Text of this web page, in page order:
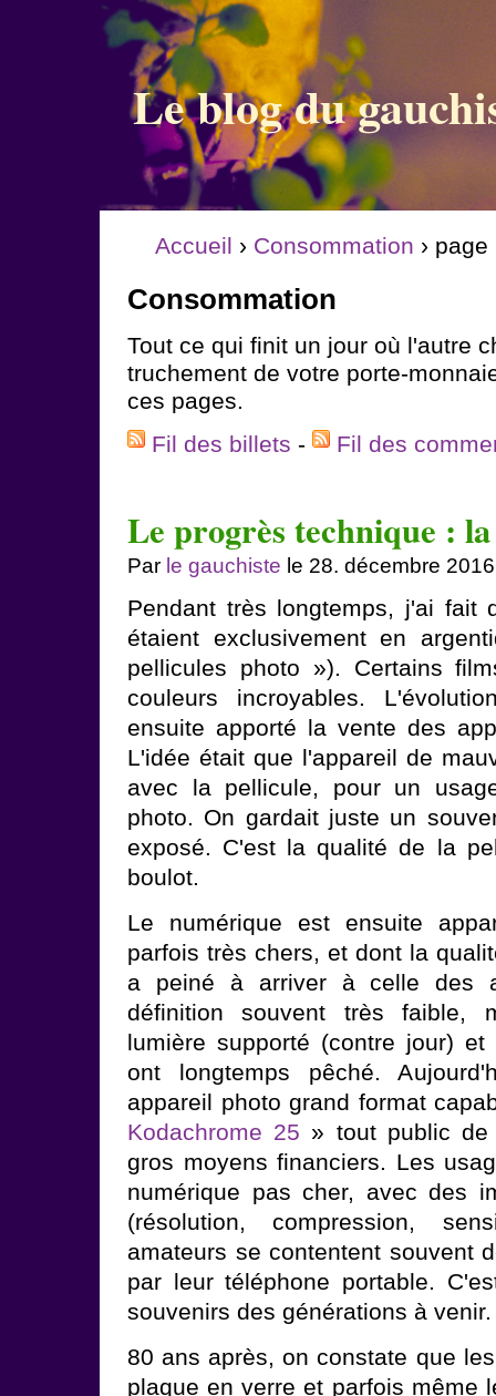
Le blog du
Accueil › Consommation › page
Consommation
Tout ce qui finit un jour où l'autre
truchement de votre porte-
ces pages.
Fil des billets - Fil des
Le progrès technique :
Par le gauchiste le 28. décembre
Pendant très longtemps, j'ai fait
étaient exclusivement en
pellicules photo »). Certains
couleurs incroyables.
ensuite apporté la vente des
L'idée était que l'appareil de
avec la pellicule, pour un
photo. On gardait juste un
exposé. C'est la qualité de la
boulot.
Le numérique est ensuite
parfois très chers, et dont la
a peiné à arriver à celle des
définition souvent très faible,
lumière supporté (contre jour)
ont longtemps pêché.
appareil photo grand format
Kodachrome 25 » tout public de
gros moyens financiers. Les
numérique pas cher, avec des
(résolution, compression,
amateurs se contentent souvent
par leur téléphone portable.
souvenirs des générations à venir.
80 ans après, on constate que
plaque en verre et parfois même